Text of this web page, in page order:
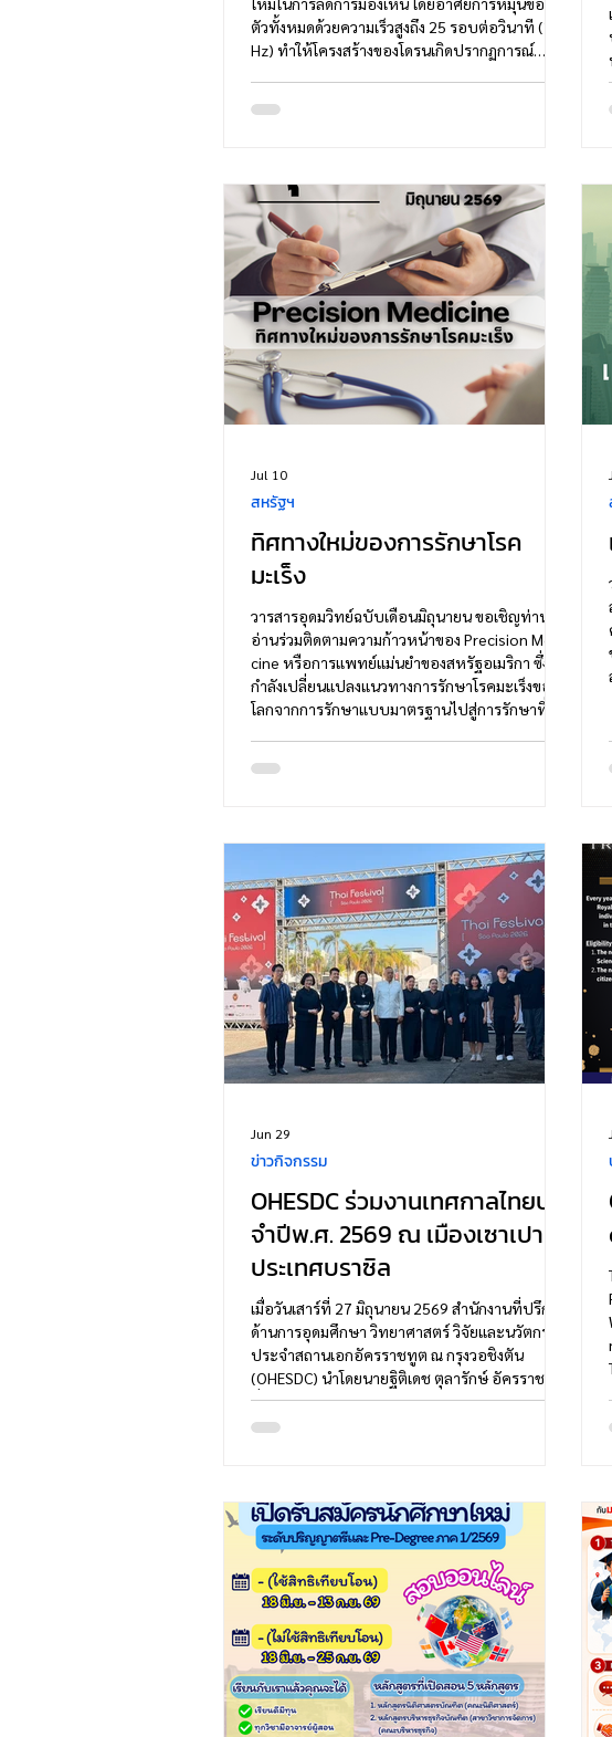
ตัวทั้งหมดด้วยความเร็วสูงถึง 25 รอบต่อวินาที (25
Hz) ทำให้โครงสร้างของโดรนเกิดปรากฏการณ์
ความเร็วสูง แทนที่จะมองเห็นรูปร่างของตัวโดรน
ลำตัวยังคงอยู่นิ่ง จึงยังสามารถมองเห็นได้
ทิศทางใหม่ของการรักษาโรค
มะเร็ง
วารสารอุดมวิทย์ฉบับเดือนมิถุนายน ขอเชิญท่านผู้
อ่านร่วมติดตามความก้าวหน้าของ Precision Medi-
cine หรือการแพทย์แม่นยำของสหรัฐอเมริกา ซึ่ง
กำลังเปลี่ยนแปลงแนวทางการรักษาโรคมะเร็งของ
โลกจากการรักษาแบบมาตรฐานไปสู่การรักษาที่
ประสิทธิภาพในการรักษา แต่ยังช่วยลดผลข้างเคียง
สำคัญของนวัตกรรมด้านมะเร็งวิทยา...
สหรัฐฯ
Jul 10
OHESDC ร่วมงานเทศกาลไทยประ
จำปีพ.ศ. 2569 ณ เมืองเซาเปาลู
ประเทศบราซิล
เมื่อวันเสาร์ที่ 27 มิถุนายน 2569 สำนักงานที่ปรึกษา
ด้านการอุดมศึกษา วิทยาศาสตร์ วิจัยและนวัตกรรม
ประจำสถานเอกอัครราชทูต ณ กรุงวอชิงตัน
(OHESDC) นำโดยนายฐิติเดช ตุลารักษ์ อัครราชทูต
ที่ปรึกษา (ฝ่ายการอุดมศึกษา วิทยาศาสตร์ วิจัยและ
นวัตกรรม) ได้เข้าร่วมงานเทศกาลไทย ซึ่งจัดขึ้น ณ
ความสัมพันธ์ระหว่างประเทศไทยและประเทศ
บราซิลผ่านมิติด้านวัฒนธรรมและความ
ข่าวกิจกรรม
Jun 29